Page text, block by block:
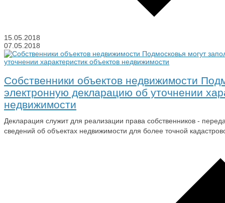
15.05.2018
07.05.2018
Собственники объектов недвижимости
электронную декларацию об уточнении
недвижимости
Декларация служит для реализации права собственников -
сведений об объектах недвижимости для более точной